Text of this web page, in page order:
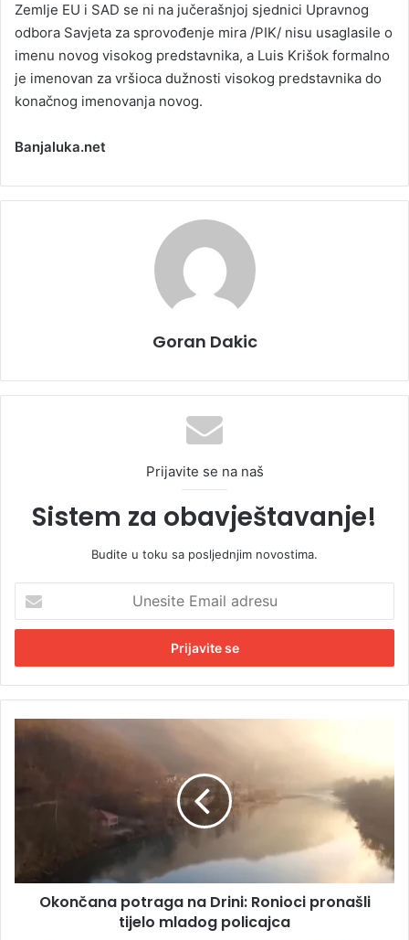
Zemlje EU i SAD se ni na jučerašnjoj sjednici Upravnog
odbora Savjeta za sprovođenje mira /PIK/ nisu usaglasile o
imenu novog visokog predstavnika, a Luis Krišok formalno
je imenovan za vršioca dužnosti visokog predstavnika do
konačnog imenovanja novog.
Banjaluka.net
Goran Dakic
Prijavite se na naš
Sistem za obavještavanje!
Budite u toku sa posljednjim novostima.
e
i
t
E
e
O
n
p
Okončana potraga na Drini: Ronioci pronašli
tijelo mladog policajca